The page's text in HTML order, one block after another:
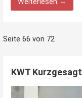
Beitrag
Seite 66 von 72
KWT Kurzgesagt